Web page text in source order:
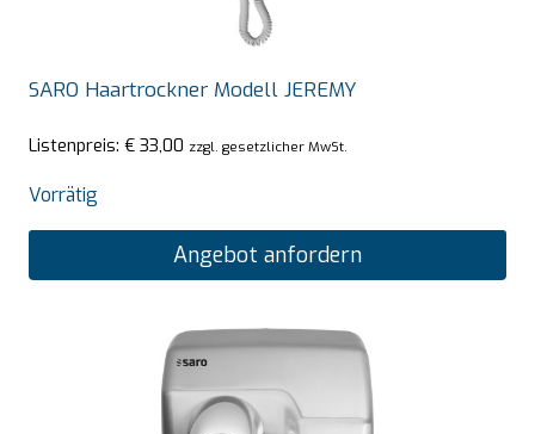
SARO Haartrockner Modell JEREMY
Listenpreis: € 33,00 zzgl. gesetzlicher MwSt.
Vorrätig
Angebot anfordern